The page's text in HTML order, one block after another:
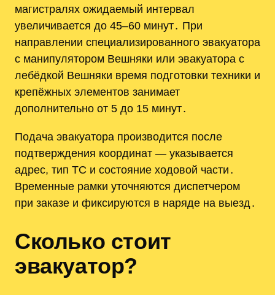
магистралях ожидаемый интервал
увеличивается до 45–60 минут․ При
направлении специализированного эвакуатора
с манипулятором Вешняки или эвакуатора с
лебёдкой Вешняки время подготовки техники и
крепёжных элементов занимает
дополнительно от 5 до 15 минут․
Подача эвакуатора производится после
подтверждения координат — указывается
адрес, тип ТС и состояние ходовой части․
Временные рамки уточняются диспетчером
при заказе и фиксируются в наряде на выезд․
Сколько стоит
эвакуатор?